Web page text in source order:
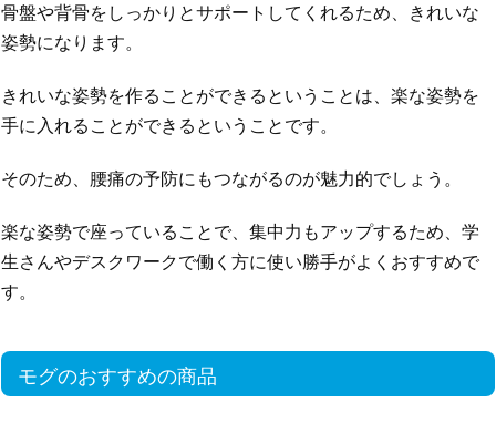
骨盤や背骨をしっかりとサポートしてくれるため、きれいな
姿勢になります。
きれいな姿勢を作ることができるということは、楽な姿勢を
手に入れることができるということです。
そのため、腰痛の予防にもつながるのが魅力的でしょう。
楽な姿勢で座っていることで、集中力もアップするため、学
生さんやデスクワークで働く方に使い勝手がよくおすすめで
す。
モグのおすすめの商品